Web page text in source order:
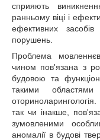
сприяють
ранньому віці і
ефективних засобів
порушень.
Проблема
чином пов'язана з
будовою та
такими
так чи інакше,
зумовленими
аномалії в будові